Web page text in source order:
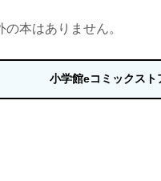
の本はありません。
小学館eコミックスト